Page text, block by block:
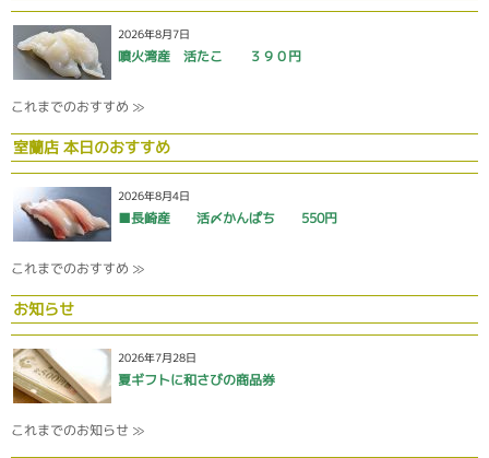
2026年8月7日
噴火湾産 活たこ ３９０円
これまでのおすすめ ≫
室蘭店 本日のおすすめ
2026年8月4日
■長崎産 活〆かんぱち 550円
これまでのおすすめ ≫
お知らせ
2026年7月28日
夏ギフトに和さびの商品券
これまでのお知らせ ≫